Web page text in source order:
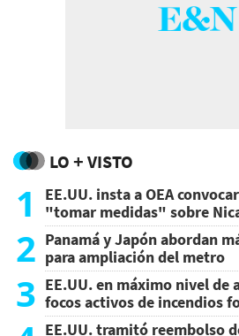
LO + VISTO
1
EE.UU. insta a OEA
"tomar medidas" sobre
2 Panamá y Japón abordan
para ampliación del metro
3 EE.UU. en máximo nivel de
focos activos de incendios
EE.UU. tramitó reembolso